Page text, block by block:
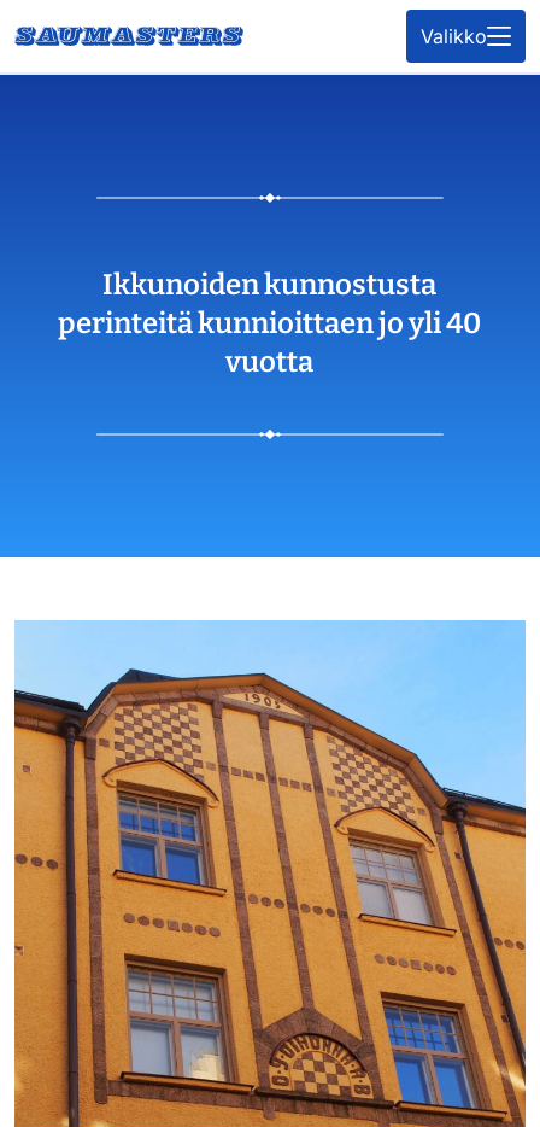
sisältöön
Valikko
Ikkunoiden kunnostusta
perinteitä kunnioittaen jo yli 40
vuotta